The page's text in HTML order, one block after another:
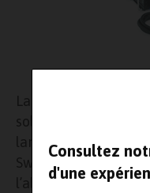
Consultez
d'une
La compagnie
solutions dans le
lancé une nouvelle
Swagelok M200,
l’alimentation